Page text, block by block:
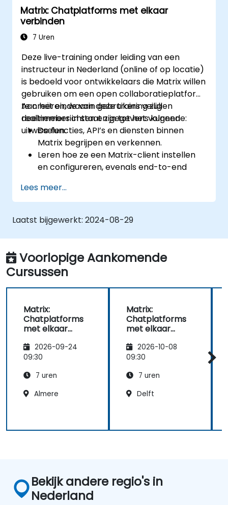
Matrix: Chatplatforms met elkaar
verbinden
7 Uren
Deze live-training onder leiding van een
instructeur in Nederland (online of op locatie)
is bedoeld voor ontwikkelaars die Matrix willen
gebruiken om een open collaboratieplatform
te creëren, waarin gebruikers veilig
realtimeberichten en gegevens kunnen
uitwisselen.
Aan het einde van deze training zullen
deelnemers in staat zijn tot het volgende:
De functies, API’s en diensten binnen
Matrix begrijpen en verkennen.
Leren hoe ze een Matrix-client instellen
en configureren, evenals end-to-end
Een homeserver met Synapse opzetten
of gratis gebruikmaken van een Matrix-
server via Oracle Cloud.
Verbinding maken met bestaande
communicatieplatforms zoals WhatsApp,
IRC en Slack.
Lees meer...
Laatst bijgewerkt: 2024-08-29
Voorlopige Aankomende
Cursussen
Matrix:
Chatplatforms
met elkaar
2026-09-24
09:30
7 uren
Almere
Matrix:
Chatplatforms
met elkaar
2026-10-08
09:30
7 uren
Delft
Bekijk andere regio's in
Nederland